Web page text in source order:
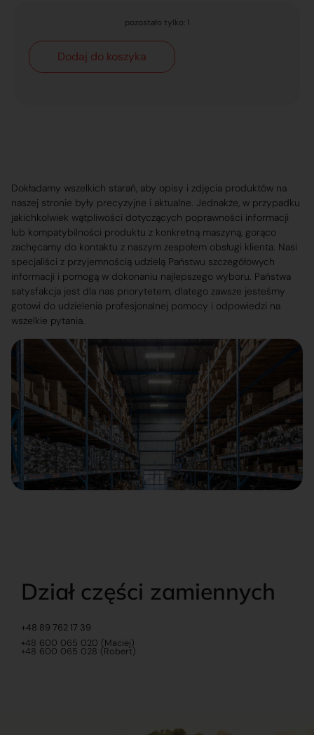
pozostało tylko: 1
Dodaj do koszyka
Dokładamy wszelkich starań, aby opisy i zdjęcia produktów na
naszej stronie były precyzyjne i aktualne. Jednakże, w przypadku
jakichkolwiek wątpliwości dotyczących poprawności informacji
lub kompatybilności produktu z konkretną maszyną, gorąco
zachęcamy do kontaktu z naszym zespołem obsługi klienta. Nasi
specjaliści z przyjemnością udzielą Państwu szczegółowych
informacji i pomogą w dokonaniu najlepszego wyboru. Państwa
satysfakcja jest dla nas priorytetem, dlatego zawsze jesteśmy
gotowi do udzielenia profesjonalnej pomocy i odpowiedzi na
wszelkie pytania.
Dział części zamiennych
+48 89 762 17 39
+48 600 065 020 (Maciej)
+48 600 065 028 (Robert)